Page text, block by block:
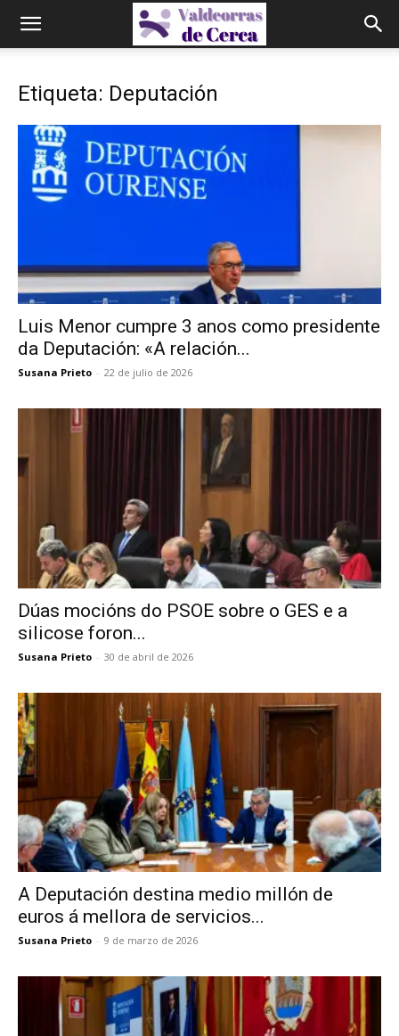
Etiqueta: Deputación
Luis Menor cumpre 3 anos como presidente
da Deputación: «A relación...
Susana Prieto - 22 de julio de 2026
Dúas mocións do PSOE sobre o GES e a
silicose foron...
Susana Prieto - 30 de abril de 2026
A Deputación destina medio millón de
euros á mellora de servicios...
Susana Prieto - 9 de marzo de 2026